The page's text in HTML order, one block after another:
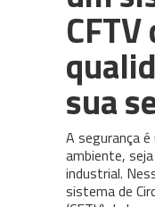
CFTV
sua
A segurança
ambiente,
industrial.
sistema de